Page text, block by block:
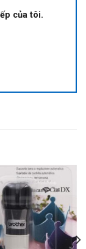
của tôi.